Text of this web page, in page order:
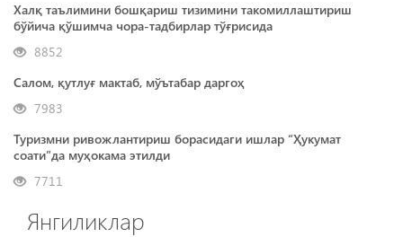
Халқ таълимини бошқариш тизимини такомиллаштириш
бўйича қўшимча чора-тадбирлар тўғрисида
8852
Салом, қутлуғ мактаб, мўътабар даргоҳ
7983
Туризмни ривожлантириш борасидаги ишлар “Ҳукумат
соати”да муҳокама этилди
7711
Янгиликлар